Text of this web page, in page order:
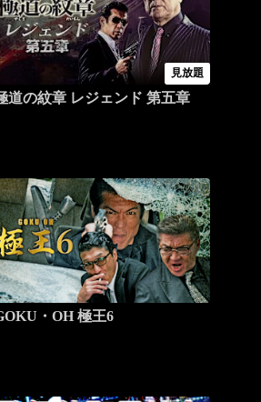
見放題
道の紋章 レジェンド 第五章
・OH 極王6